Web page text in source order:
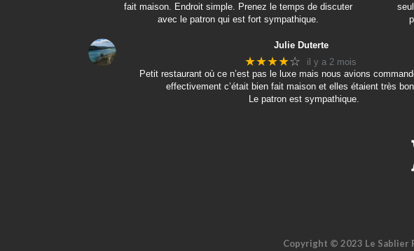
fait maison. Endroit simple. Prenez le temps de discuter
avec le patron qui est fort sympathique.
Julie Duterte
★★★★☆
il y a 2 mois
Petit restaurant où ce n’est pas le luxe mais nous avions
effectivement c’était bien fait maison et elles étaient très
Le patron est sympathique.
Copyright © 2023 Le Sablier